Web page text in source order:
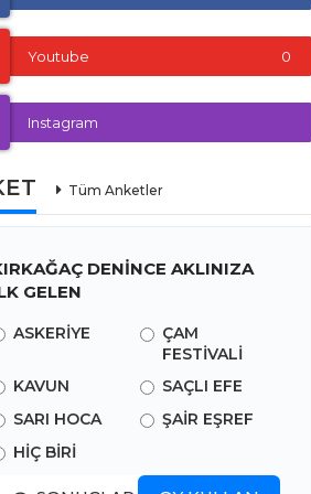
Youtube 0
Instagram
Tüm Anketler
DENİNCE AKLINIZA
GELEN
ASKERİYE
ÇAM
FESTİVALİ
KAVUN
SAÇLI EFE
SARI HOCA
ŞAİR EŞREF
HİÇ BİRİ